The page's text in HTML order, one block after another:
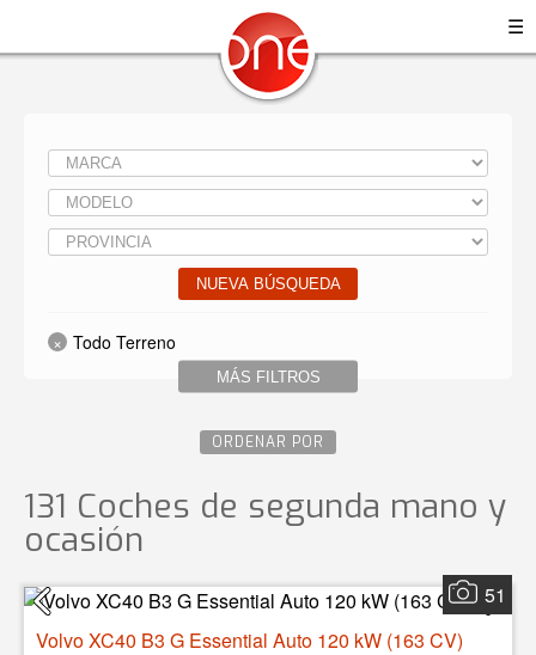
☰
NUEVA BÚSQUEDA
MÁS FILTROS
Todo Terreno
ORDENAR POR
131 Coches de segunda mano y
ocasión
51
Volvo XC40 B3 G Essential Auto 120 kW (163 CV)